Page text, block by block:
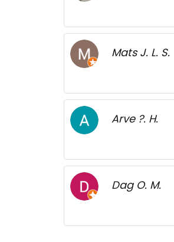
Mats J. L. S.
Arve ?. H.
Dag O. M.